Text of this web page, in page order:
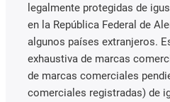
legalmente protegidas de
en la República Federal de
algunos países extranjeros.
exhaustiva de marcas
de marcas comerciales
comerciales registradas) de